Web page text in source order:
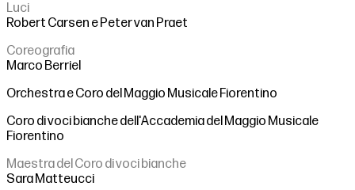
Luci
Robert Carsen e Peter van Praet
Coreografia
Marco Berriel
Orchestra e Coro del Maggio Musicale Fiorentino
Coro di voci bianche dell'Accademia del Maggio Musicale
Fiorentino
Maestra del Coro di voci bianche
Sara Matteucci